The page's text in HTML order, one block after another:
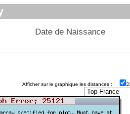
Date de Naissance
Afficher sur le graphique les distances :